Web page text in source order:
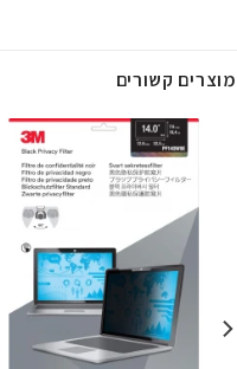
מוצרים קשורים